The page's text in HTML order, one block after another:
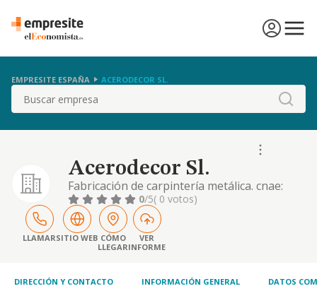
EMPRESITE ESPAÑA ACERODECOR SL.
Buscar
Acerodecor Sl.
Fabricación de carpintería metálica. cnae:
2512. realización, transporte e instalación
de: ventanas, puertas, armarios, estanterías,
botelleros, rampas, escaleras y todo tipo de
muebles metálicos. puertas de garaje,
automatizadas o manuales, deslizantes,
0/5( 0 votos)
LLAMARSITIO WEB CÓMO
LLEGAR
VER
INFORME
DIRECCIÓN Y CONTACTO INFORMACIÓN GENERAL DATOS